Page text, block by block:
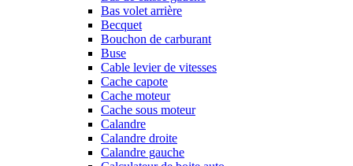
Bas volet arrière
Becquet
Bouchon de carburant
Buse
Cable levier de vitesses
Cache capote
Cache moteur
Cache sous moteur
Calandre
Calandre droite
Calandre gauche